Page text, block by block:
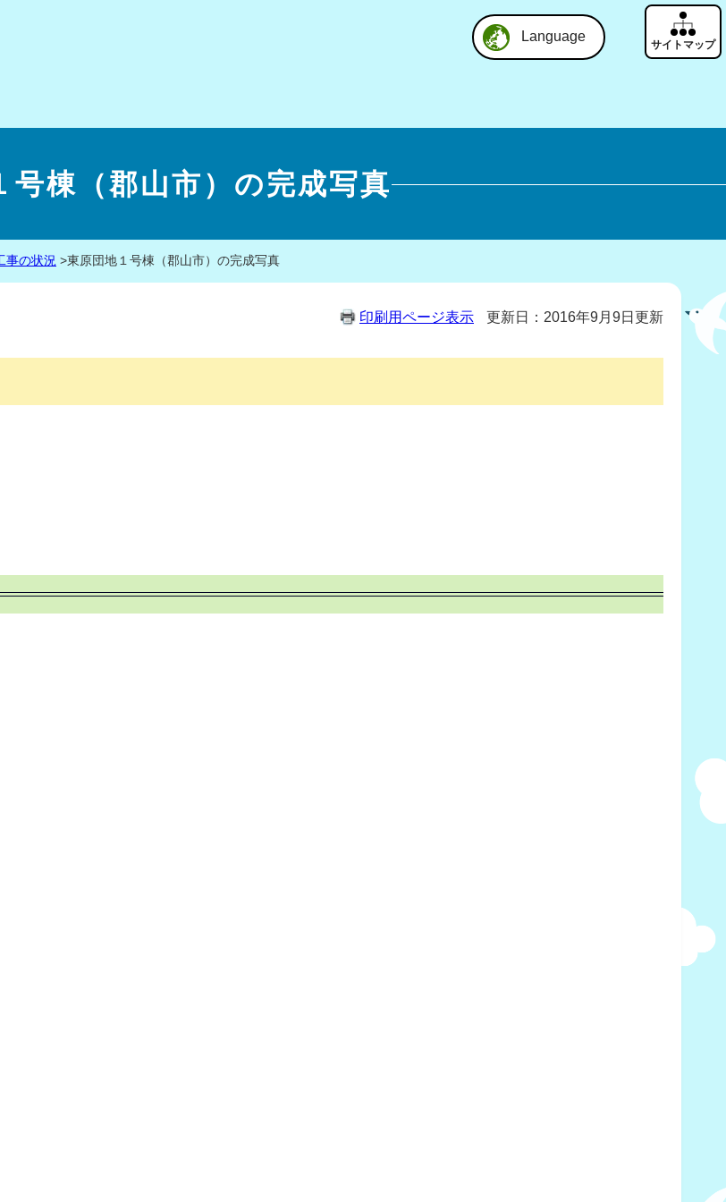
Language
号棟（郡山市）の完成写真
事の状況 >東原団地１号棟（郡山市）の完成写真
印刷用ページ表示 更新日：2016年9月9日更新